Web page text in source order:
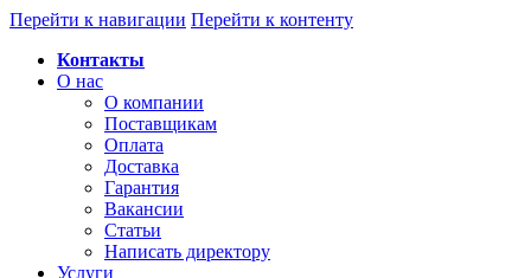
Перейти к навигации Перейти к контенту
Контакты
О нас
О компании
Поставщикам
Оплата
Доставка
Гарантия
Вакансии
Статьи
Написать директору
Услуги